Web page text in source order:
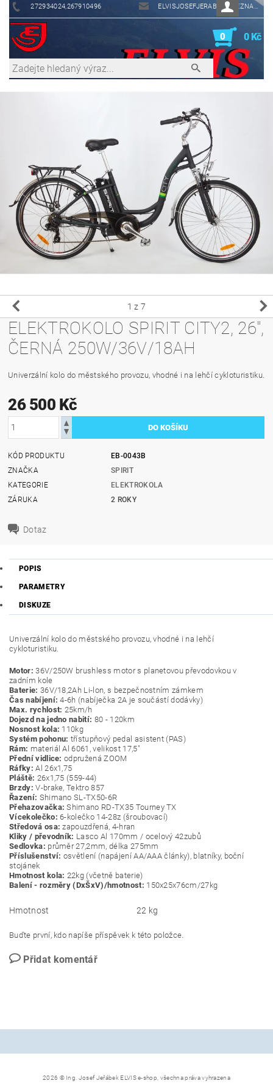
272934024,267910496 ELVISJOSEFJERABEK@SEZNAM.CZ
0 0 Kč
1 z 7
ELEKTROKOLO SPIRIT CITY2, 26",
ČERNÁ 250W/36V/18AH
Univerzální kolo do městského provozu, vhodné i na lehčí cykloturistiku.
26 500 Kč
KÓD PRODUKTU
EB-0043B
ZNAČKA
SPIRIT
KATEGORIE
ELEKTROKOLA
ZÁRUKA
2 ROKY
Dotaz
POPIS
PARAMETRY
DISKUZE
Univerzální kolo do městského provozu, vhodné i na lehčí
cykloturistiku.
Motor: 36V/250W brushless motor s planetovou převodovkou v
zadním kole
Baterie: 36V/18,2Ah Li-lon, s bezpečnostním zámkem
Čas nabíjení: 4-6h (nabíječka 2A je součástí dodávky)
Max. rychlost: 25km/h
Dojezd na jedno nabití: 80 - 120km
Nosnost kola: 110kg
Systém pohonu: třístupňový pedal asistent (PAS)
Rám: materiál Al 6061, velikost 17,5"
Přední vidlice: odpružená ZOOM
Ráfky: Al 26x1,75
Pláště: 26x1,75 (559-44)
Brzdy: V-brake, Tektro 857
Řazení: Shimano SL-TX50-6R
Přehazovačka: Shimano RD-TX35 Tourney TX
Vícekolečko: 6-kolečko 14-28z (šroubovací)
Středová osa: zapouzdřená, 4-hran
Kliky / převodník: Lasco Al 170mm / ocelový 42zubů
Sedlovka: průměr 27,2mm, délka 275mm
Příslušenství: osvětlení (napájení AA/AAA články), blatníky, boční
stojánek
Hmotnost kola: 22kg (včetně baterie)
Balení - rozměry (DxŠxV)/hmotnost: 150x25x76cm/27kg
Hmotnost 22 kg
Buďte první, kdo napíše příspěvek k této položce.
Přidat komentář
2026 © Ing. Josef Jeřábek ELVIS e-shop, všechna práva vyhrazena